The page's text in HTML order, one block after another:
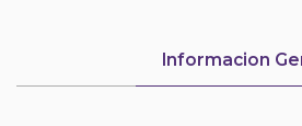
Informacion